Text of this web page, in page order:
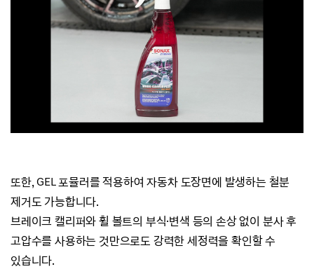
또한,GEL 포뮬러를 적용하여자동차 도장면에 발생하는 철분
제거도 가능합니다.
브레이크 캘리퍼와 휠 볼트의 부식·변색 등의 손상 없이 분사 후
고압수를 사용하는 것만으로도 강력한 세정력을 확인할 수
있습니다.